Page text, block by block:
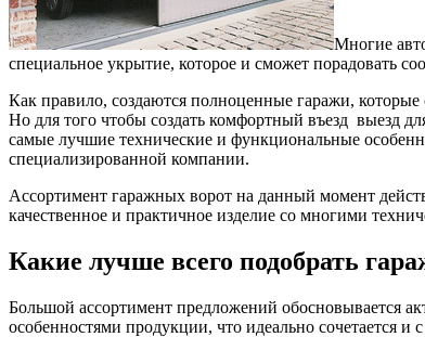
Многие
специальное укрытие, которое и сможет порадовать
Как правило, создаются полноценные гаражи, которые
Но для того чтобы создать комфортный въезд выезд
самые лучшие технические и функциональные
специализированной компании.
Ассортимент гаражных ворот на данный момент
качественное и практичное изделие со многими
Какие лучше всего подобрать
Большой ассортимент предложений обосновывается
особенностями продукции, что идеально сочетается